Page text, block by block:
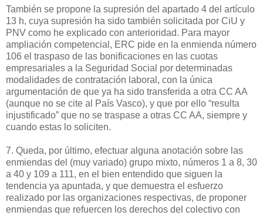
También se propone la supresión del apartado 4 del artículo
13 h, cuya supresión ha sido también solicitada por CiU y
PNV como he explicado con anterioridad. Para mayor
ampliación competencial, ERC pide en la enmienda número
106 el traspaso de las bonificaciones en las cuotas
empresariales a la Seguridad Social por determinadas
modalidades de contratación laboral, con la única
argumentación de que ya ha sido transferida a otra CC AA
(aunque no se cite al País Vasco), y que por ello “resulta
injustificado” que no se traspase a otras CC AA, siempre y
cuando estas lo soliciten.
7. Queda, por último, efectuar alguna anotación sobre las
enmiendas del (muy variado) grupo mixto, números 1 a 8, 30
a 40 y 109 a 111, en el bien entendido que siguen la
tendencia ya apuntada, y que demuestra el esfuerzo
realizado por las organizaciones respectivas, de proponer
enmiendas que refuercen los derechos del colectivo con